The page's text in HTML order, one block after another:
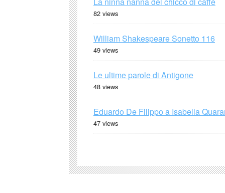
82 views
William Shakespeare Sonetto 116
49 views
Le ultime parole di Antigone
48 views
Eduardo De Filippo a Isabella
47 views